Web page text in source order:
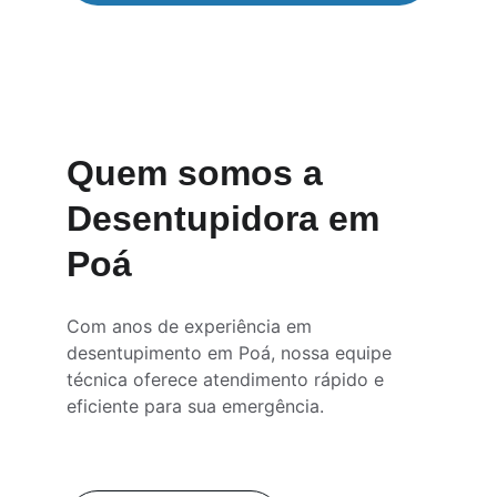
Quem somos a
Desentupidora em
Poá
Com anos de experiência em
desentupimento em Poá, nossa equipe
técnica oferece atendimento rápido e
eficiente para sua emergência.